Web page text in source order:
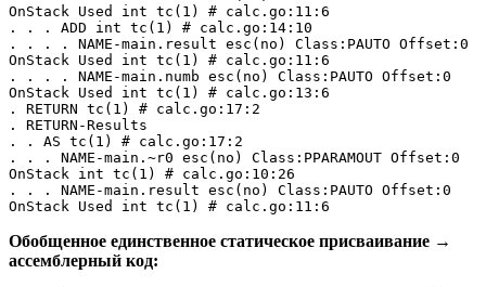
OnStack Used int tc(1) # calc.go:11:6
. . . ADD int tc(1) # calc.go:14:10
. . . . NAME-main.result esc(no) Class:PAUTO Offset:0
OnStack Used int tc(1) # calc.go:11:6
. . . . NAME-main.numb esc(no) Class:PAUTO Offset:0
OnStack Used int tc(1) # calc.go:13:6
. RETURN tc(1) # calc.go:17:2
. RETURN-Results
. . AS tc(1) # calc.go:17:2
. . . NAME-main.~r0 esc(no) Class:PPARAMOUT Offset:0
OnStack int tc(1) # calc.go:10:26
. . . NAME-main.result esc(no) Class:PAUTO Offset:0
OnStack Used int tc(1) # calc.go:11:6
Обобщенное единственное статическое присваивание →
ассемблерный код: